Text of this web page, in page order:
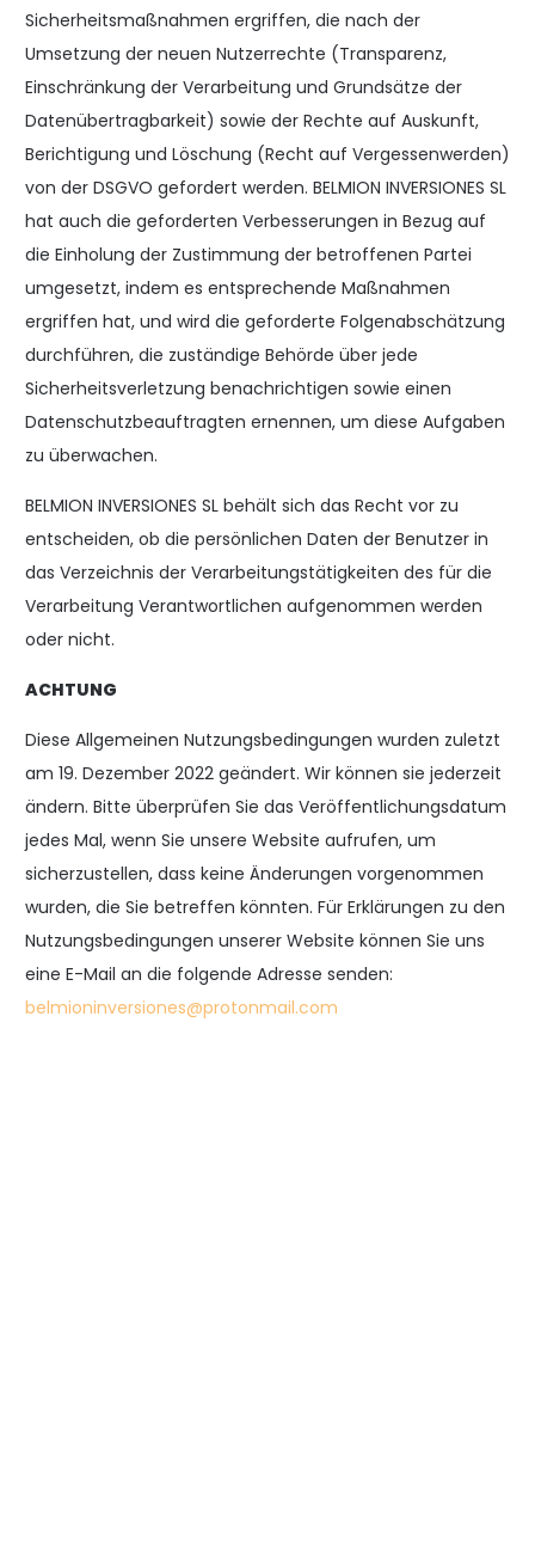
Sicherheitsmaßnahmen ergriffen, die nach der
Umsetzung der neuen Nutzerrechte (Transparenz,
Einschränkung der Verarbeitung und Grundsätze der
Datenübertragbarkeit) sowie der Rechte auf Auskunft,
Berichtigung und Löschung (Recht auf Vergessenwerden)
von der DSGVO gefordert werden. BELMION INVERSIONES SL
hat auch die geforderten Verbesserungen in Bezug auf
die Einholung der Zustimmung der betroffenen Partei
umgesetzt, indem es entsprechende Maßnahmen
ergriffen hat, und wird die geforderte Folgenabschätzung
durchführen, die zuständige Behörde über jede
Sicherheitsverletzung benachrichtigen sowie einen
Datenschutzbeauftragten ernennen, um diese Aufgaben
zu überwachen.
BELMION INVERSIONES SL behält sich das Recht vor zu
entscheiden, ob die persönlichen Daten der Benutzer in
das Verzeichnis der Verarbeitungstätigkeiten des für die
Verarbeitung Verantwortlichen aufgenommen werden
oder nicht.
ACHTUNG
Diese Allgemeinen Nutzungsbedingungen wurden zuletzt
am 19. Dezember 2022 geändert. Wir können sie jederzeit
ändern. Bitte überprüfen Sie das Veröffentlichungsdatum
jedes Mal, wenn Sie unsere Website aufrufen, um
sicherzustellen, dass keine Änderungen vorgenommen
wurden, die Sie betreffen könnten. Für Erklärungen zu den
Nutzungsbedingungen unserer Website können Sie uns
eine E-Mail an die folgende Adresse senden:
belmioninversiones@protonmail.com